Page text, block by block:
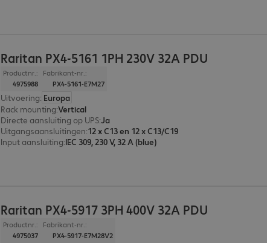
Raritan PX4-5161 1PH 230V 32A PDU
Productnr.:
4975988
Fabrikant-nr.:
PX4-5161-E7M27
Uitvoering: Europa
Rack mounting:Vertical
Directe aansluiting op UPS:Ja
Uitgangsaansluitingen:12 x C13 en 12 x C13/C19
Input aansluiting:IEC 309, 230 V, 32 A (blue)
Raritan PX4-5917 3PH 400V 32A PDU
Productnr.:
4975037
Fabrikant-nr.:
PX4-5917-E7M28V2